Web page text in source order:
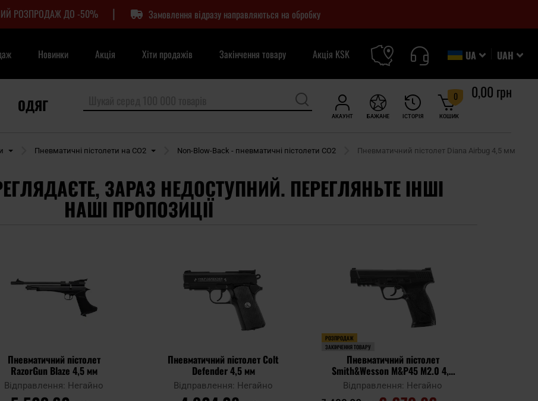
РОЗПРОДАЖ ДО -50% | Замовлення відразу направляються на обробку
UAH
UA
Новинки Акція Хіти продажів Закінчення товару Акція KSK
АКАУНТ ІСТОРІЯ
БАЖАНЕ КОШИК
0 0,00 грн
ОДЯГ
Пневматичні пістолети на CO2 Non-Blow-Back - пневматичні пістолети CO2 Пневматичний пістолет Diana Airbug 4,5 мм
ЗАРАЗ НЕДОСТУПНИЙ. ПЕРЕГЛЯНЬТЕ ІНШІ
НАШІ ПРОПОЗИЦІЇ
Пневматичний пістолет
RazorGun Blaze 4,5 мм
Відправлення: Негайно
Пневматичний пістолет Colt
Defender 4,5 мм
Відправлення: Негайно
РОЗПРОДАЖ
ЗАКІНЧЕННЯ ТОВАРУ
Пневматичний пістолет
Smith&Wesson M&P45 M2.0 4,5
мм - Black
Відправлення: Негайно